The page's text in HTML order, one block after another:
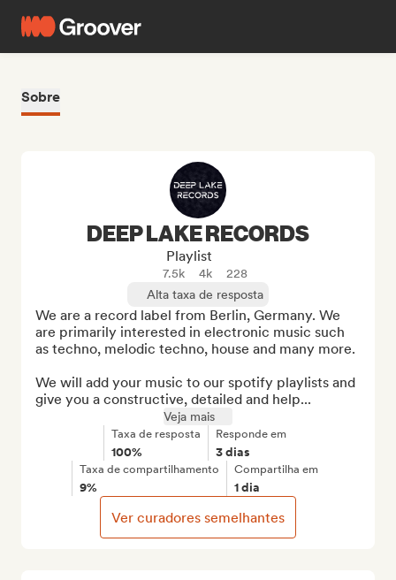
Sobre
DEEP LAKE RECORDS
Playlist
7.5k 4k
228
Alta taxa de resposta
We are a record label from Berlin, Germany. We
are primarily interested in electronic music such
as techno, melodic techno, house and many more.
We will add your music to our spotify playlists and
give you a constructive, detailed and help...
Veja mais
Taxa de resposta
100%
Responde em
3 dias
Taxa de compartilhamento
9%
Compartilha em
1 dia
Ver curadores semelhantes